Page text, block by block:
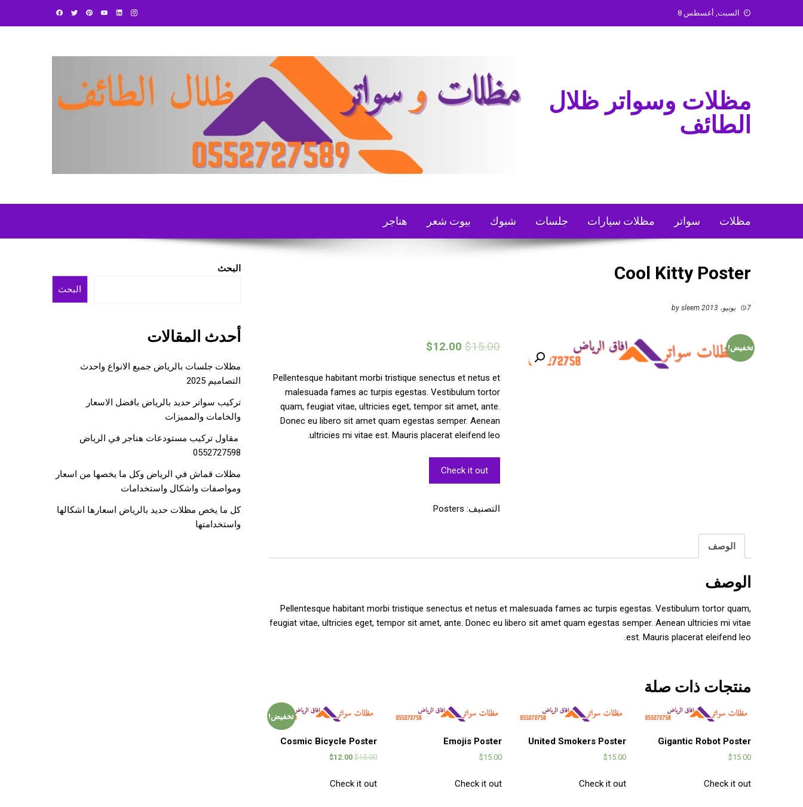
السبت, أغسطس 8
مظلات وسواتر ظلال
الطائف
مظلات سواتر مظلات سيارات جلسات شبوك بيوت شعر هناجر
Cool Kitty Poster
7 يونيو، 2013 sleem
تخفيض! $15.00
$12.00
Pellentesque habitant morbi tristique senectus et netus et
malesuada fames ac turpis egestas. Vestibulum tortor
quam, feugiat vitae, ultricies eget, tempor sit amet, ante.
Donec eu libero sit amet quam egestas semper. Aenean
ultricies mi vitae est. Mauris placerat eleifend leo.
Check it out
التصنيف: Posters
الوصف
الوصف
Pellentesque habitant morbi tristique senectus et netus et malesuada fames ac turpis egestas. Vestibulum tortor quam,
feugiat vitae, ultricies eget, tempor sit amet, ante. Donec eu libero sit amet quam egestas semper. Aenean ultricies mi vitae
est. Mauris placerat eleifend leo.
منتجات ذات صلة
Gigantic Robot Poster
$15.00
Check it out
United Smokers Poster
$15.00
Check it out
Emojis Poster
$15.00
Check it out
تخفيض!
Cosmic Bicycle Poster
$15.00
$12.00
Check it out
البحث
البحث
أحدث المقالات
مظلات جلسات بالرياض جميع الانواع واحدث
التصاميم 2025
تركيب سواتر حديد بالرياض بافضل الاسعار
والخامات والمميزات
مقاول تركيب مستودعات هناجر في الرياض
0552727598
مظلات قماش في الرياض وكل ما يخصها من اسعار
ومواصفات واشكال واستخدامات
كل ما يخص مظلات حديد بالرياض اسعارها اشكالها
واستخدامتها